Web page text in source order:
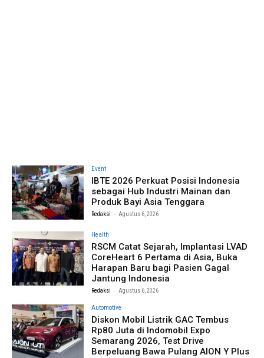
Event
IBTE 2026 Perkuat Posisi Indonesia
sebagai Hub Industri Mainan dan
Produk Bayi Asia Tenggara
Redaksi - Agustus 6, 2026
Health
RSCM Catat Sejarah, Implantasi LVAD
CoreHeart 6 Pertama di Asia, Buka
Harapan Baru bagi Pasien Gagal
Jantung Indonesia
Redaksi - Agustus 6, 2026
Automotive
Diskon Mobil Listrik GAC Tembus
Rp80 Juta di Indomobil Expo
Semarang 2026, Test Drive
Berpeluang Bawa Pulang AION Y Plus